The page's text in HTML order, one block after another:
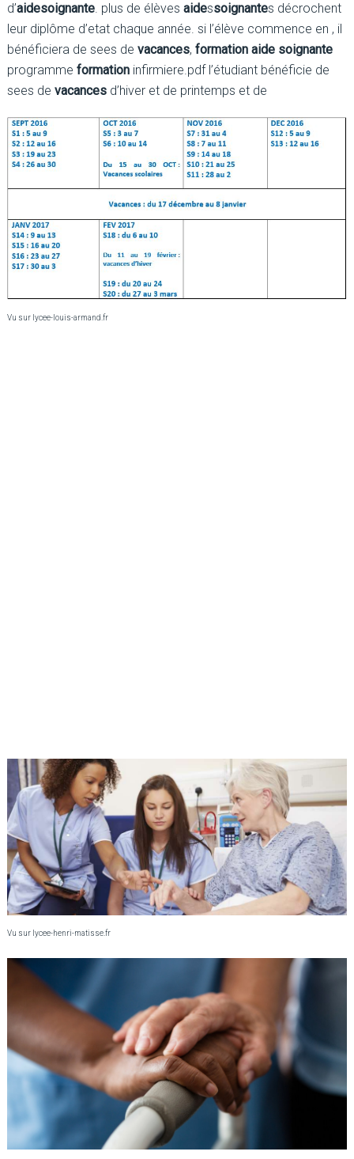
d’aidesoignante. plus de élèves aidessoignantes décrochent
leur diplôme d’etat chaque année. si l’élève commence en , il
bénéficiera de sees de vacances, formation aide soignante
programme formationinfirmiere.pdf l’étudiant bénéficie de
sees de vacancesd’hiver et de printemps et de
Vu sur lycee-louis-armand.fr
Vu sur lycee-henri-matisse.fr